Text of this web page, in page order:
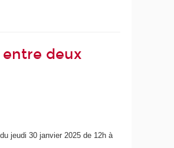
deux
jeudi 30 janvier 2025 de 12h à